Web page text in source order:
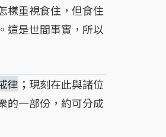
樣重視食住，但食住
這是世間事實，所以
律 ；現刻在此與諸位
的一部份，約可分成